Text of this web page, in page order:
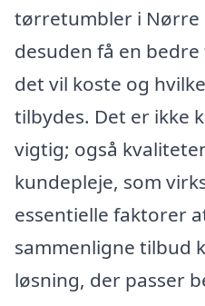
tørretumbler i Nørre
desuden få en
det vil koste og
tilbydes. Det er ikke
vigtig; også
kundepleje, som
essentielle faktorer
sammenligne tilbud
løsning, der passer